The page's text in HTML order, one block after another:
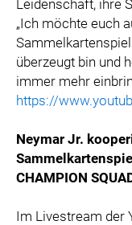
Leidenschaft, ihre
„Ich möchte euch
überzeugt bin und
immer mehr
https://
Neymar Jr.
CHAMPION
Im Livestream der